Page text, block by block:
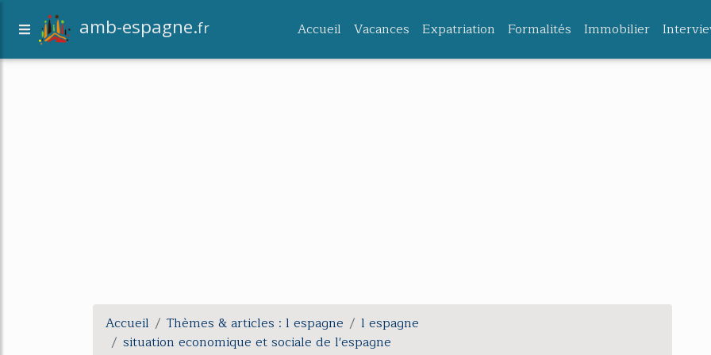
amb-espagne.fr Accueil Vacances Expatriation Formalités Immobilier
Accueil Thèmes & articles : l espagne
l espagne
situation economique et sociale de l'espagne